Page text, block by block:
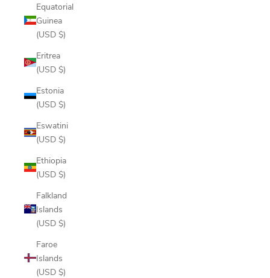
Equatorial
Guinea
(USD $)
Eritrea
(USD $)
Estonia
(USD $)
Eswatini
(USD $)
Ethiopia
(USD $)
Falkland
Islands
(USD $)
Faroe
Islands
(USD $)